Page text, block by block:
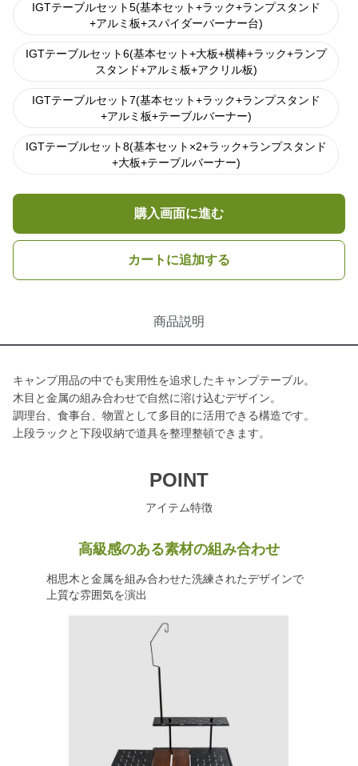
IGTテーブルセット5(基本セット+ラック+ランプスタンド
+アルミ板+スパイダーバーナー台)
IGTテーブルセット6(基本セット+大板+横棒+ラック+ランプ
スタンド+アルミ板+アクリル板)
IGTテーブルセット7(基本セット+ラック+ランプスタンド
+アルミ板+テーブルバーナー)
IGTテーブルセット8(基本セット×2+ラック+ランプスタンド
+大板+テーブルバーナー)
購入画面に進む
カートに追加する
商品説明
キャンプ用品の中でも実用性を追求したキャンプテーブル。
木目と金属の組み合わせで自然に溶け込むデザイン。
調理台、食事台、物置として多目的に活用できる構造です。
上段ラックと下段収納で道具を整理整頓できます。
POINT
アイテム特徴
高級感のある素材の組み合わせ
相思木と金属を組み合わせた洗練されたデザインで
上質な雰囲気を演出